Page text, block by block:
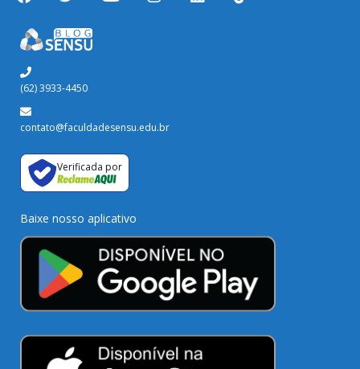
(62) 3933-4450
contato@faculdadesensu.edu.br
Verificada por
Baixe nosso aplicativo